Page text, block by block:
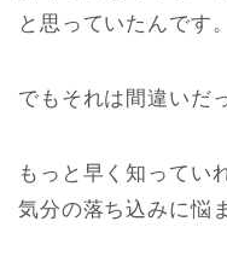
と思っていたんです。
でもそれは間違いだ
もっと早く知ってい
気分の落ち込みに悩